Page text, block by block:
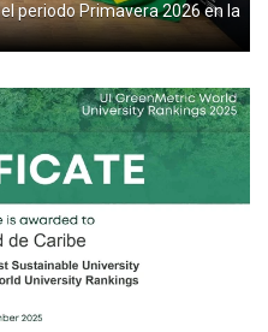
periodo Primavera 2026 en la